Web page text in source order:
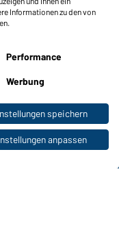
Kollektionen
Informationen zu den von
Performance
Werbung
speichern
anpassen